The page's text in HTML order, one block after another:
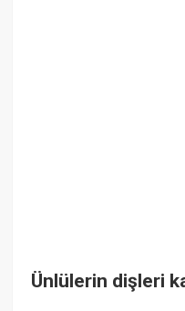
Ünlülerin dişleri